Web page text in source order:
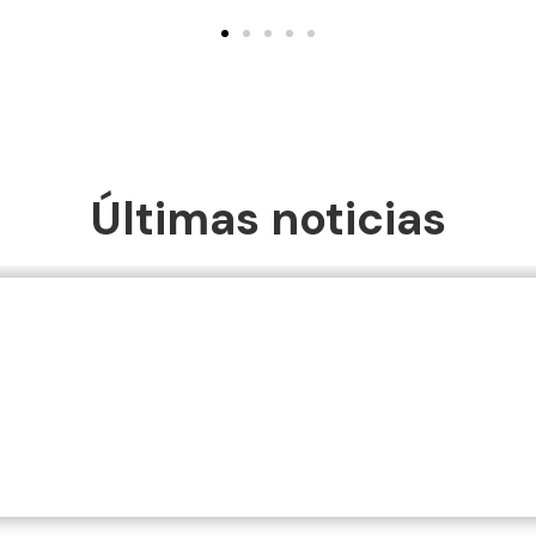
Últimas noticias